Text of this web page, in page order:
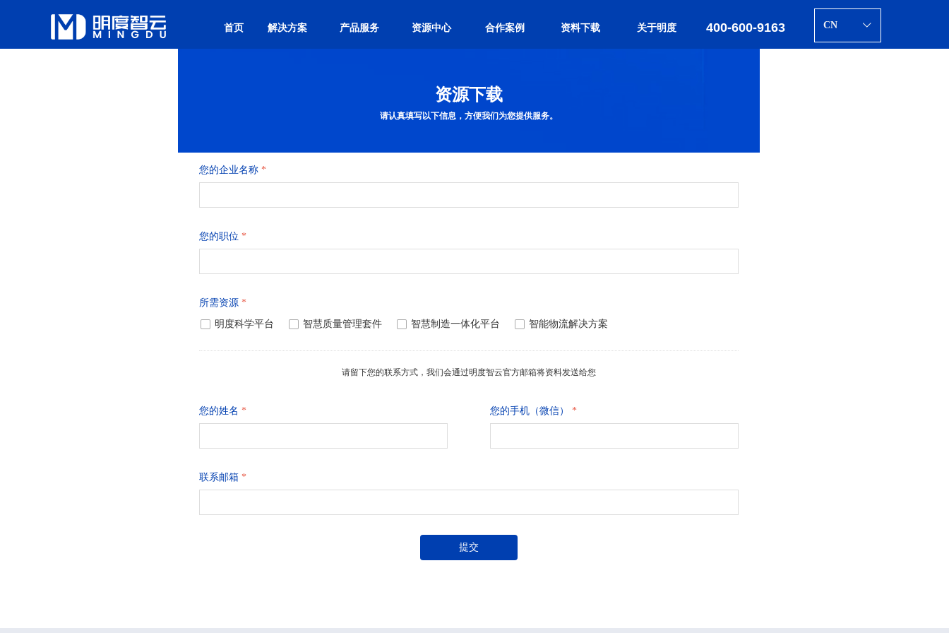
合作案例 资料下载 关于明度
首页 400-600-9163 ꀅ
CN
解决方案 产品服务 资源中心
资源下载
请认真填写以下信息，方便我们为您提供服务。
您的企业名称 *
您的职位 *
所需资源 *
明度科学平台 智慧质量管理套件 智慧制造一体化平台 智能物流解决方案
请留下您的联系方式，我们会通过明度智云官方邮箱将资料发送给您
您的姓名 * 您的手机（微信） *
联系邮箱 *
提交